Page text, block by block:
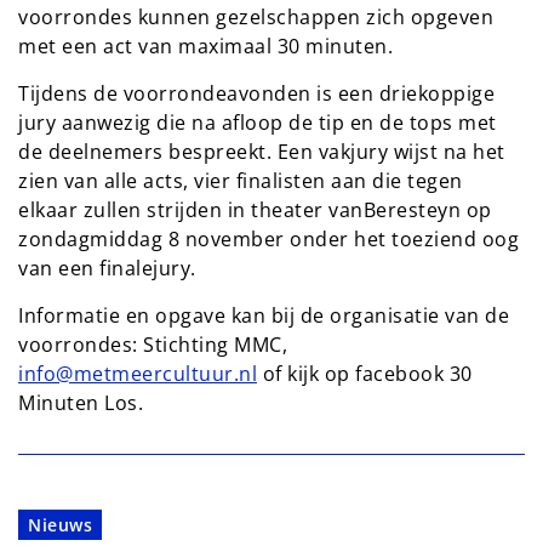
voorrondes kunnen gezelschappen zich opgeven
met een act van maximaal 30 minuten.
Tijdens de voorrondeavonden is een driekoppige
jury aanwezig die na afloop de tip en de tops met
de deelnemers bespreekt. Een vakjury wijst na het
zien van alle acts, vier finalisten aan die tegen
elkaar zullen strijden in theater vanBeresteyn op
zondagmiddag 8 november onder het toeziend oog
van een finalejury.
Informatie en opgave kan bij de organisatie van de
voorrondes: Stichting MMC,
info@metmeercultuur.nl of kijk op facebook 30
Minuten Los.
Nieuws